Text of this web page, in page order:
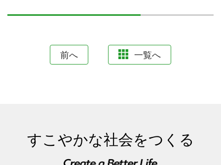
前へ 一覧へ
すこやかな社会をつくる